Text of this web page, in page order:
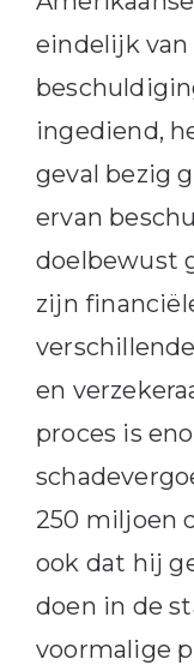
eindelijk van
ingediend,
geval bezig
ervan
doelbewust
zijn
en
proces is
250 miljoen
ook dat hij
doen in de
voormalige